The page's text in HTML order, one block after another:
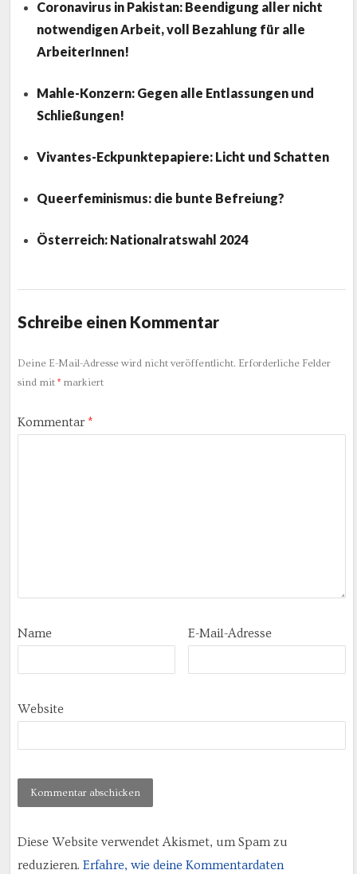
Coronavirus in Pakistan: Beendigung aller nicht
notwendigen Arbeit, voll Bezahlung für alle
ArbeiterInnen!
Mahle-Konzern: Gegen alle Entlassungen und
Schließungen!
Vivantes-Eckpunktepapiere: Licht und Schatten
Queerfeminismus: die bunte Befreiung?
Österreich: Nationalratswahl 2024
Schreibe einen Kommentar
Deine E-Mail-Adresse wird nicht veröffentlicht. Erforderliche Felder
sind mit *markiert
Kommentar *
Name E-Mail-Adresse
Website
Diese Website verwendet Akismet, um Spam zu
reduzieren. Erfahre, wie deine Kommentardaten